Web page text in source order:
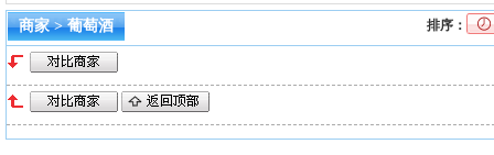
商家 > 葡萄酒 排序：